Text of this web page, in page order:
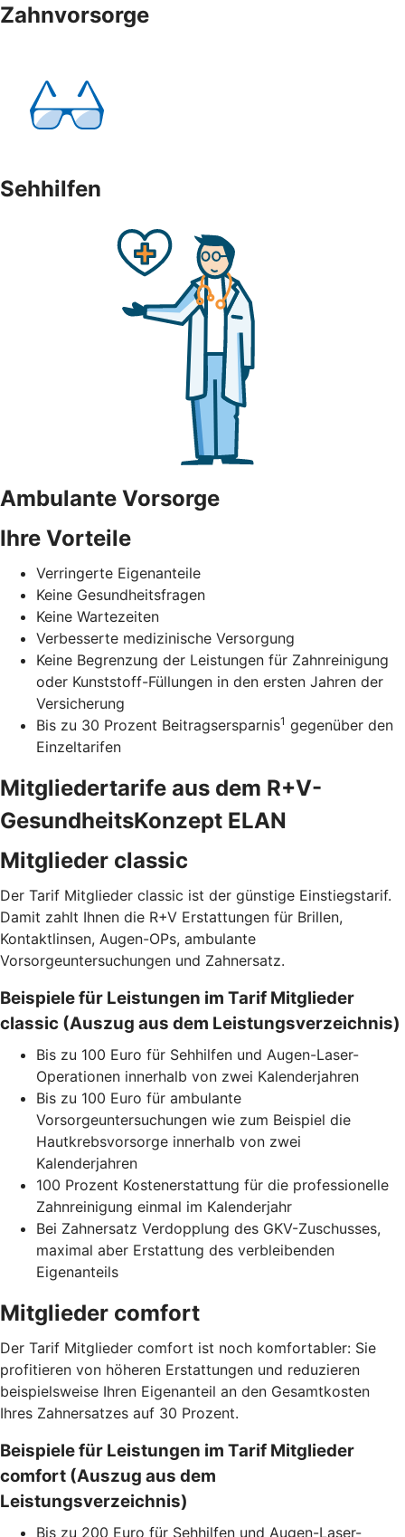
Zahnvorsorge
Sehhilfen
Ambulante Vorsorge
Ihre Vorteile
Verringerte Eigenanteile
Keine Gesundheitsfragen
Keine Wartezeiten
Verbesserte medizinische Versorgung
Keine Begrenzung der Leistungen für Zahnreinigung
oder Kunststoff-Füllungen in den ersten Jahren der
Versicherung
Bis zu 30 Prozent Beitragsersparnis1 gegenüber den
Einzeltarifen
Mitgliedertarife aus dem R+V-
GesundheitsKonzept ELAN
Mitglieder classic
Der Tarif Mitglieder classic ist der günstige Einstiegstarif.
Damit zahlt Ihnen die R+V Erstattungen für Brillen,
Kontaktlinsen, Augen-OPs, ambulante
Vorsorgeuntersuchungen und Zahnersatz.
Beispiele für Leistungen im Tarif Mitglieder
classic (Auszug aus dem Leistungsverzeichnis)
Bis zu 100 Euro für Sehhilfen und Augen-Laser-
Operationen innerhalb von zwei Kalenderjahren
Bis zu 100 Euro für ambulante
Vorsorgeuntersuchungen wie zum Beispiel die
Hautkrebsvorsorge innerhalb von zwei
Kalenderjahren
100 Prozent Kostenerstattung für die professionelle
Zahnreinigung einmal im Kalenderjahr
Bei Zahnersatz Verdopplung des GKV-Zuschusses,
maximal aber Erstattung des verbleibenden
Eigenanteils
Mitglieder comfort
Der Tarif Mitglieder comfort ist noch komfortabler: Sie
profitieren von höheren Erstattungen und reduzieren
beispielsweise Ihren Eigenanteil an den Gesamtkosten
Ihres Zahnersatzes auf 30 Prozent.
Beispiele für Leistungen im Tarif Mitglieder
comfort (Auszug aus dem
Leistungsverzeichnis)
Bis zu 200 Euro für Sehhilfen und Augen-Laser-